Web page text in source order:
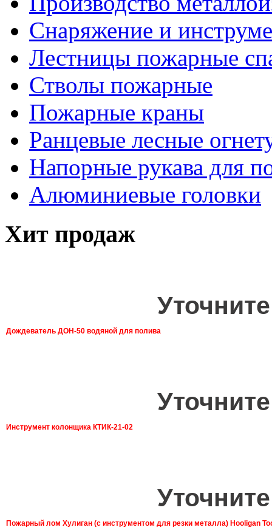
Снаряжение и
Лестницы пожарные
Стволы пожарные
Пожарные краны
Ранцевые лесные
Напорные рукава для
Алюминиевые головки
Хит продаж
Дождеватель ДОН-50 водяной для полива
Инструмент колонщика КТИК-21-02
Пожарный лом Хулиган (с инструментом для резки металла) Hooligan